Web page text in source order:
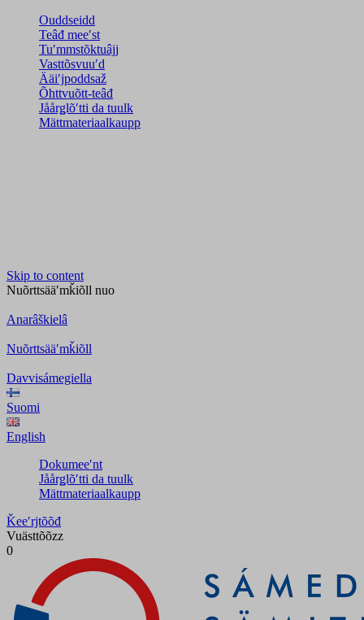
Ouddseidd
Teâđ meeʹst
Tuʹmmstõktuâjj
Vasttõsvuuʹd
Ääiʹjpoddsaž
Õhttvuõtt-teâđ
Jåårǥlõʹtti da tuulk
Mättmateriaalkaupp
Skip to content
Nuõrttsääʹmǩiõll nuo
Anarâškielâ
Nuõrttsääʹmǩiõll
Davvisámegiella
Suomi
English
Dokumeeʹnt
Jåårǥlõʹtti da tuulk
Mättmateriaalkaupp
Ǩeeʹrjtõõđ
Vuästtõõzz
0